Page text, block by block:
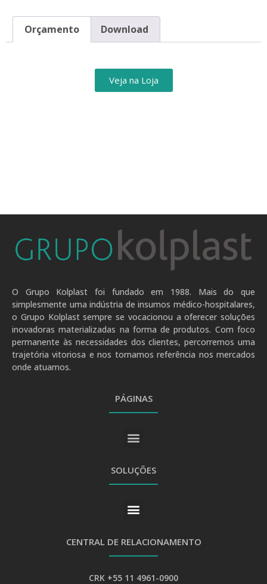
Orçamento Download
Veja na Loja
O Grupo Kolplast foi fundado em 1988. Mais do que
simplesmente uma indústria de insumos médico-hospitalares,
o Grupo Kolplast sempre se vocacionou a oferecer soluções
inovadoras materializadas na forma de produtos. Com foco
permanente às necessidades dos clientes, percorremos uma
trajetória vitoriosa e nos tornamos referência nos mercados
onde atuamos.
PÁGINAS
SOLUÇÕES
CENTRAL DE RELACIONAMENTO
CRK +55 11 4961-0900